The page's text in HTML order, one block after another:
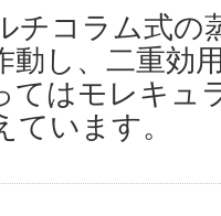
チコラム式の
動し、二重効
てはモレキュ
います。